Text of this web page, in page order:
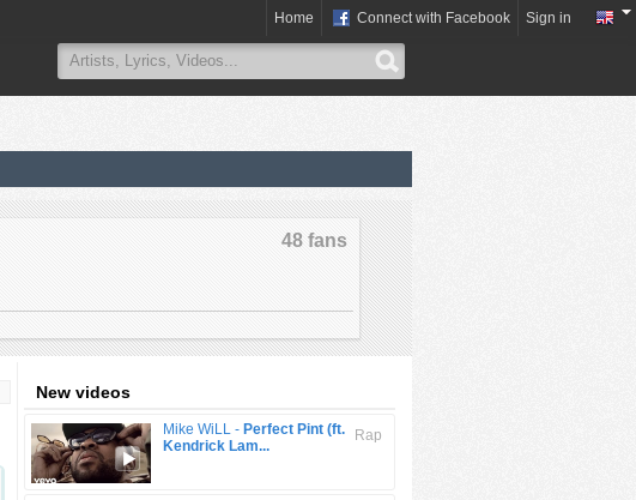
Home Connect with Facebook Sign in
48 fans
New videos
Rap
Mike WiLL - Perfect Pint (ft.
Kendrick Lam...